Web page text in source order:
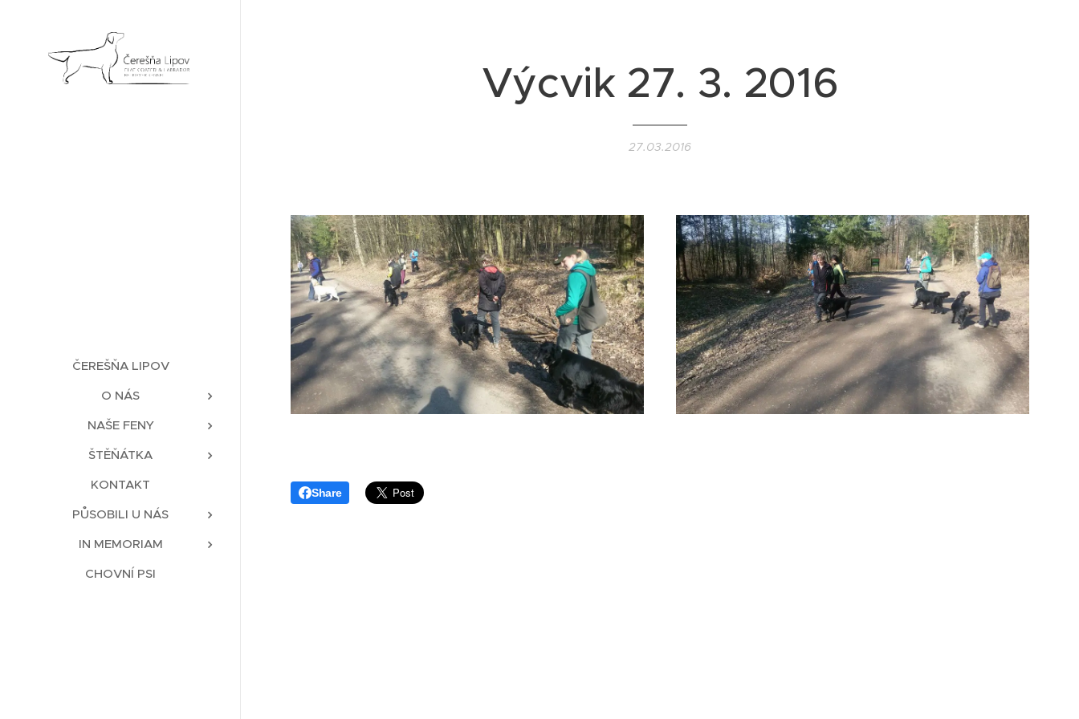
ČEREŠŇA LIPOV
O NÁS
NAŠE FENY
ŠTĚŇÁTKA
KONTAKT
PŮSOBILI U NÁS
IN MEMORIAM
CHOVNÍ PSI
Výcvik 27. 3. 2016
27.03.2016
Share